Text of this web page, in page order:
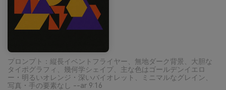
プロンプト：縦長イベントフライヤー、無地ダーク背景、大胆な
タイポグラフィ、幾何学シェイプ、主な色はゴールデンイエロ
ー・明るいオレンジ・深いバイオレット、ミニマルなグレイン、
写真・手の要素なし --ar 9:16